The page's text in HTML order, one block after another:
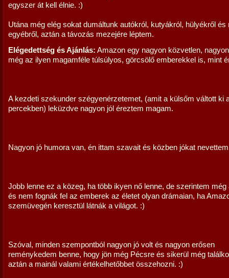
egyszer át kell élnie. :)
Utána még elég sokat dumáltunk autókról, kutyákról, hülyékről és
egyébről, aztán a távozás mezejére léptem.
Elégedettség és Ajánlás: Amazon egy nagyon közvetlen,
még az ilyen magamféle túlsúlyos, görcsölő emberekkel is, mint
A kezdeti szekunder szégyenérzetemet, (amit a külsőm váltott ki
percekben) leküzdve nagyon jól éreztem magam.
Nagyon jó humora van, én ittam szavait és közben jókat
Jobb lenne ez a közeg, ha több ikyen nő lenne, de szerintem még
és nem fognák fel az emberek az életet olyan drámaian, ha
szemüvegén keresztül látnák a világot. :)
Szóval, minden szempontból nagyon jó volt és nagyon erősen
reménykedem benne, hogy jön még Pécsre és sikerül még
aztán a mainál valami értékelhetőbbet összehozni. :)